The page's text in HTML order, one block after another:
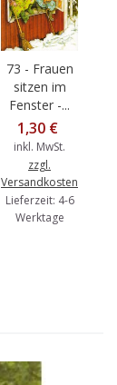
73 - Frauen
sitzen im
Fenster -...
1,30 €
inkl. MwSt.
zzgl.
Versandkosten
Lieferzeit: 4-6
Werktage